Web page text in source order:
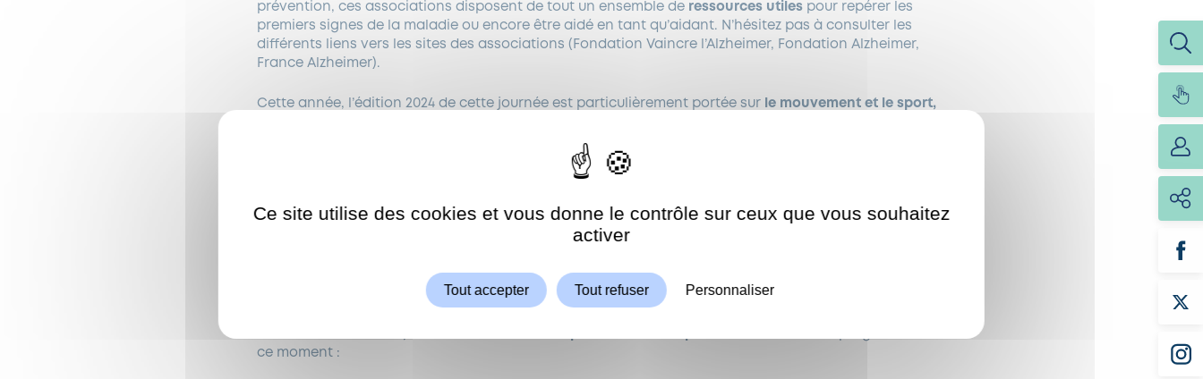
prévention, ces associations disposent de tout un ensemble de ressources utiles pour repérer les
premiers signes de la maladie ou encore être aidé en tant qu’aidant. N’hésitez pas à consulter les
différents liens vers les sites des associations (Fondation Vaincre l’Alzheimer, Fondation Alzheimer,
France Alzheimer).
Cette année, l’édition 2024 de cette journée est particulièrement portée sur le mouvement et le sport,
– une course solidaire et accessible à tous, portée par
Vincennes ( infos :https://memorun.francealzheimer.org/)
Animations et stands pour la journée mondiale Alzheimer
ce moment :
Ce site utilise des cookies et vous donne le contrôle sur ceux que vous souhaitez
activer
Tout accepter Tout refuser Personnaliser